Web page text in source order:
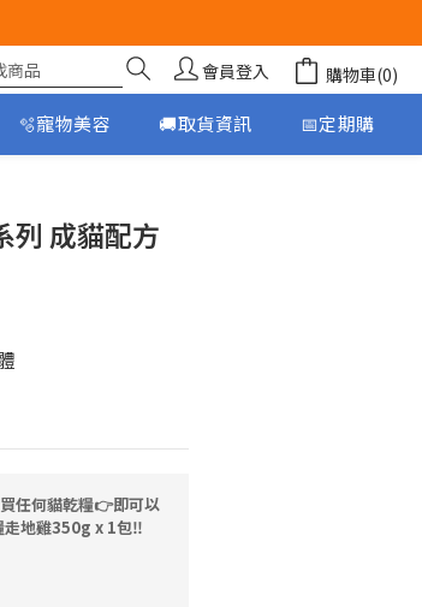
會員登入 購物車(0)
🫧寵物美容 🚚取貨資訊 📅定期購
成貓配方
任何貓乾糧👉即可以
地雞350g x 1包‼️